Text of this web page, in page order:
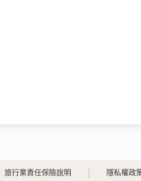
旅行業責任保險說明 隱私權政